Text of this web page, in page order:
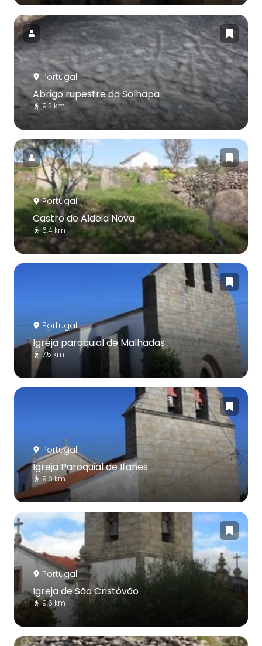
Portugal
Abrigo rupestre da Solhapa
9.3 km
Portugal
Castro de Aldeia Nova
6.4 km
Portugal
Igreja paroquial de Malhadas
7.5 km
Portugal
Igreja Paroquial de Ifanes
9.6 km
Portugal
Igreja de São Cristóvão
9.6 km